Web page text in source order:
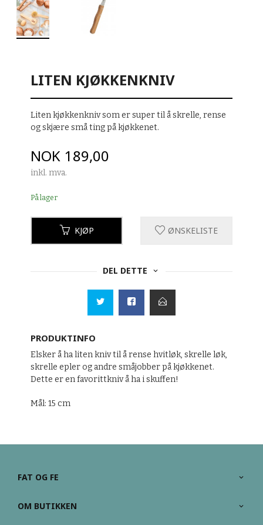
LITEN KJØKKENKNIV
Liten kjøkkenkniv som er super til å skrelle, rense
og skjære små ting på kjøkkenet.
Pris
NOK 189,00
inkl. mva.
På lager
KJØP ØNSKELISTE
DEL DETTE
PRODUKTINFO
Elsker å ha liten kniv til å rense hvitløk, skrelle løk,
skrelle epler og andre småjobber på kjøkkenet.
Dette er en favorittkniv å ha i skuffen!
Mål: 15 cm
FAT OG FE
OM BUTIKKEN